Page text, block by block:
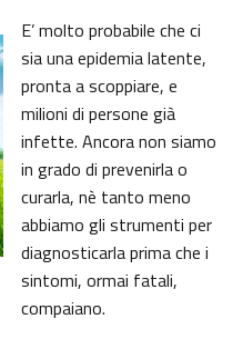
E’ molto probabile che ci
sia una epidemia latente,
pronta a scoppiare, e
milioni di persone già
infette. Ancora non siamo
in grado di prevenirla o
curarla, nè tanto meno
abbiamo gli strumenti per
diagnosticarla prima che i
sintomi, ormai fatali,
compaiano.